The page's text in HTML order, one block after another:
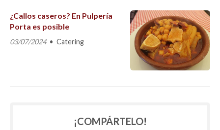
¿Callos caseros? En Pulpería
Porta es posible
03/07/2024 Catering
¡COMPÁRTELO!